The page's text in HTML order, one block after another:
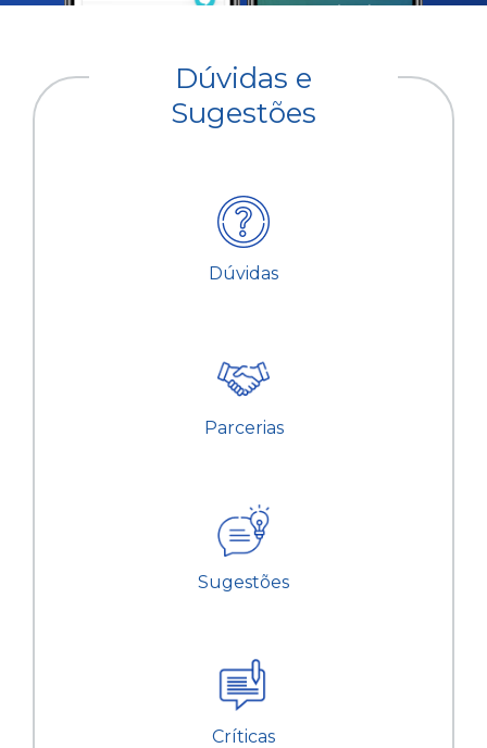
Dúvidas e
Sugestões
Dúvidas
Parcerias
Sugestões
Críticas